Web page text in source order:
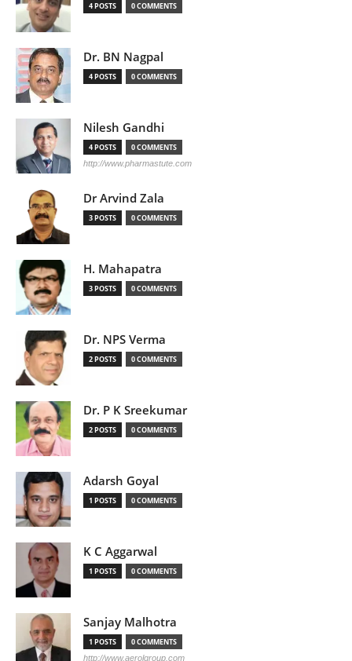
4 POSTS 0 COMMENTS
Dr. BN Nagpal
4 POSTS 0 COMMENTS
Nilesh Gandhi
4 POSTS 0 COMMENTS
http://www.pharmastute.com
Dr Arvind Zala
3 POSTS 0 COMMENTS
H. Mahapatra
3 POSTS 0 COMMENTS
Dr. NPS Verma
2 POSTS 0 COMMENTS
Dr. P K Sreekumar
2 POSTS 0 COMMENTS
Adarsh Goyal
1 POSTS 0 COMMENTS
K C Aggarwal
1 POSTS 0 COMMENTS
Sanjay Malhotra
1 POSTS 0 COMMENTS
http://www.aerolgroup.com